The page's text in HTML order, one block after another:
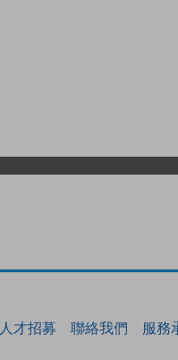
人才招募 聯絡我們 服務